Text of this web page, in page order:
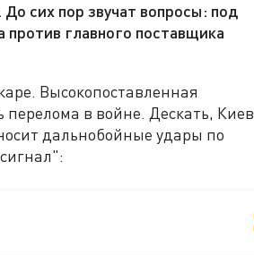
сих пор звучат вопросы: под
главного поставщика
Высокопоставленная
в войне. Дескать, Киев
дальнобойные удары по